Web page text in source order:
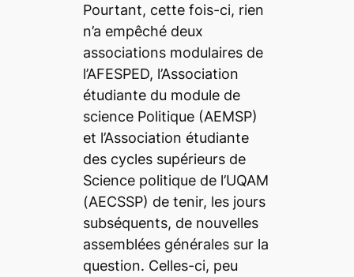
Pourtant, cette fois-ci, rien
n’a empêché deux
associations modulaires de
l’AFESPED, l’Association
étudiante du module de
science Politique (AEMSP)
et l’Association étudiante
des cycles supérieurs de
Science politique de l’UQAM
(AECSSP) de tenir, les jours
subséquents, de nouvelles
assemblées générales sur la
question. Celles-ci, peu